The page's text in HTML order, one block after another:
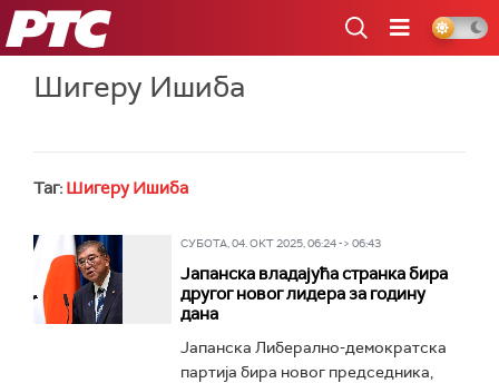
РТС
Шигеру Ишиба
Таг: Шигеру Ишиба
СУБОТА, 04. ОКТ 2025, 06:24 -> 06:43
Јапанска владајућа странка бира
другог новог лидера за годину
дана
Јапанска Либерално-демократска
партија бира новог председника,